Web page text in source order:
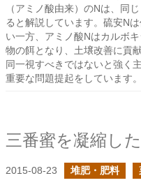
（アミノ酸由来）のNは、同
ると解説しています。硫安N
い一方、アミノ酸Nはカルボ
物の餌となり、土壌改善に貢
同一視すべきではないと強く
重要な問題提起をしています。
三番蜜を凝縮し
2015-08-23 堆肥・肥料